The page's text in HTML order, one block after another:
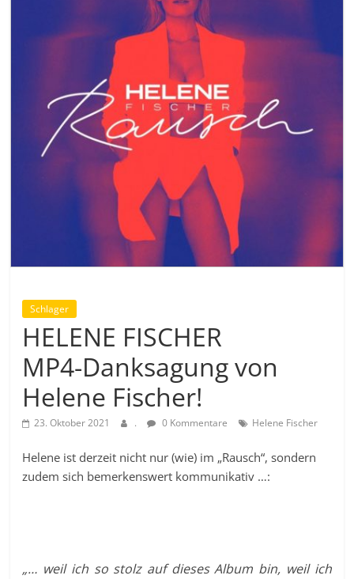
Schlager
HELENE FISCHER
MP4-Danksagung von
Helene Fischer!
23. Oktober 2021 . 0 Kommentare Helene Fischer
Helene ist derzeit nicht nur (wie) im „Rausch“, sondern
zudem sich bemerkenswert kommunikativ …:
„… weil ich so stolz auf dieses Album bin, weil ich